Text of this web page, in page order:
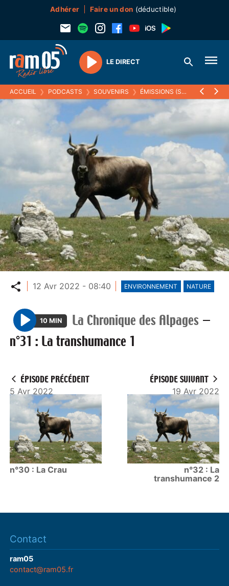
Adhérer Faire un don (déductible)
Play
LE DIRECT
ACCUEIL ❯ PODCASTS ❯ SOUVENIRS ❯ ÉMISSIONS (SOUVENIRS) ❯
Partager
12 Avr 2022 - 08:40 ENVIRONNEMENT NATURE
P
l
10 MIN La Chronique des Alpages —
n°31 : La transhumance 1
ÉPISODE PRÉCÉDENT
5 Avr 2022
n°30 : La Crau
ÉPISODE SUIVANT
19 Avr 2022
n°32 : La
transhumance 2
Contact
ram05
contact@ram05.fr